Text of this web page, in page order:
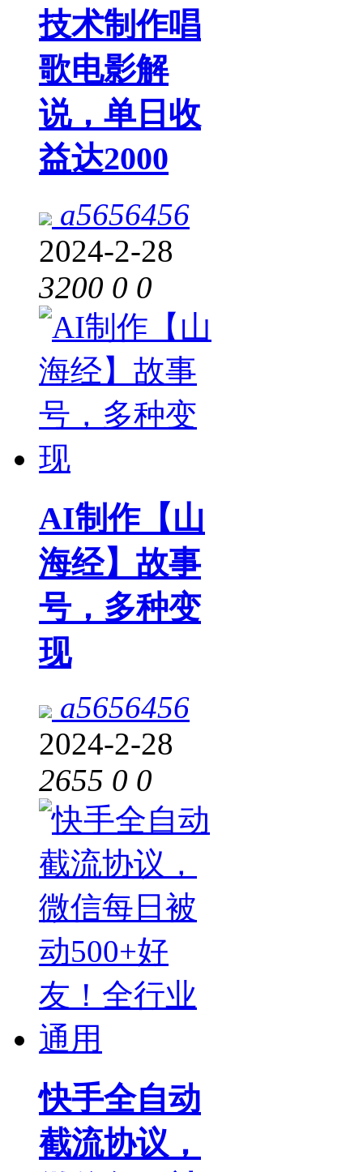
技术制作唱
歌电影解
说，单日收
益达2000
a5656456
2024-2-28
3200 0 0
AI制作【山
海经】故事
号，多种变
现
a5656456
2024-2-28
2655 0 0
快手全自动
截流协议，